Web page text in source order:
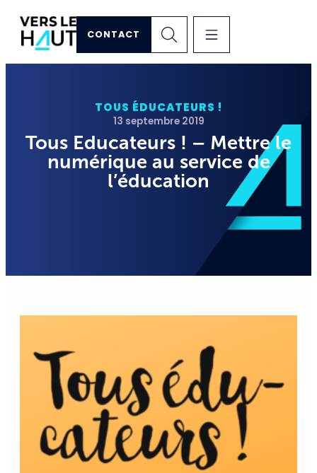
CONTACT
TOUS ÉDUCATEURS !
13 septembre 2019
Tous Educateurs ! – Mettre le
numérique au service de
l’éducation